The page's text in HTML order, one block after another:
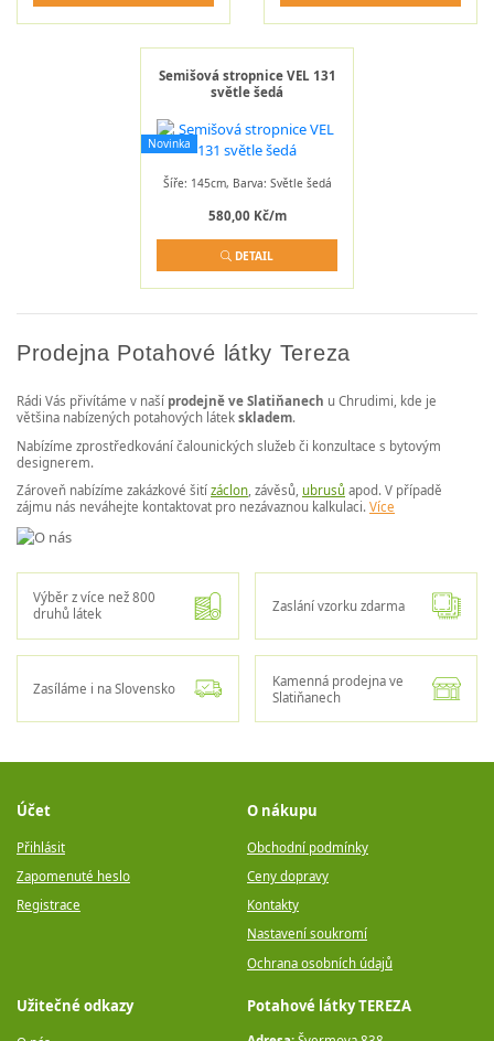
Semišová stropnice VEL 131
světle šedá
Novinka
Šíře: 145cm, Barva: Světle šedá
580,00 Kč/m
DETAIL
Prodejna Potahové látky Tereza
Rádi Vás přivítáme v naší prodejně ve Slatiňanech u Chrudimi, kde je
většina nabízených potahových látek skladem.
Nabízíme zprostředkování čalounických služeb či konzultace s bytovým
designerem.
Zároveň nabízíme zakázkové šití záclon, závěsů, ubrusů apod. V případě
zájmu nás neváhejte kontaktovat pro nezávaznou kalkulaci. Více
Výběr z více než 800
druhů látek
Zaslání vzorku zdarma
Zasíláme i na Slovensko
Kamenná prodejna ve
Slatiňanech
Potahové látky TEREZA
Účet
Přihlásit
Zapomenuté heslo
Registrace
O nákupu
Obchodní podmínky
Ceny dopravy
Kontakty
Nastavení soukromí
Ochrana osobních údajů
Užitečné odkazy